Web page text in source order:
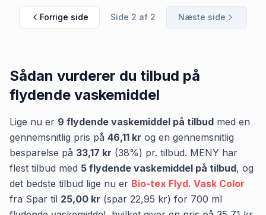
Forrige side Side 2 af 2 Næste side
Sådan vurderer du tilbud på
flydende vaskemiddel
Lige nu er 9 flydende vaskemiddel på tilbud med en
gennemsnitlig pris på 46,11 kr og en gennemsnitlig
besparelse på 33,17 kr (38%) pr. tilbud. MENY har
flest tilbud med 5 flydende vaskemiddel på tilbud, og
det bedste tilbud lige nu er Bio-tex Flyd. Vask Color
fra Spar til 25,00 kr (spar 22,95 kr) for 700 ml